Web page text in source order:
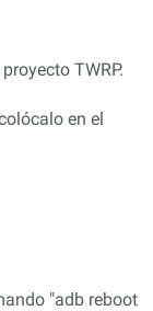
TWRP.
en el
"adb reboot